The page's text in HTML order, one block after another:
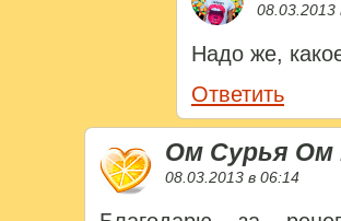
08.03.2013
Надо же,
Ответить
Ом Сурья
08.03.2013 в 06:14